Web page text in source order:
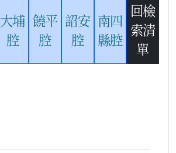
大埔
腔
饒平
腔
詔安
腔
南四
縣腔
回檢
索清
單